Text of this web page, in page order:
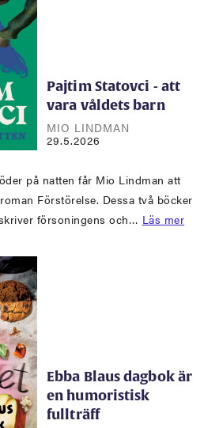
Pajtim Statovci - att
vara våldets barn
MIO LINDMAN
29.5.2026
på natten får Mio Lindman att
Förstörelse. Dessa två böcker
försoningens och… Läs mer
Ebba Blaus dagbok är
en humoristisk
fullträff